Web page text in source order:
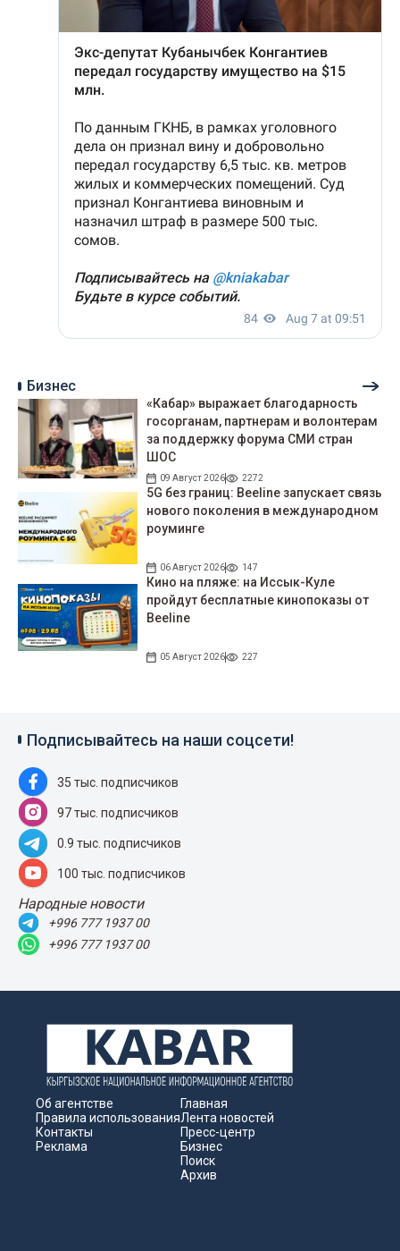
Бизнес
«Кабар» выражает благодарность
госорганам, партнерам и волонтерам
за поддержку форума СМИ стран
ШОС
09 Август 2026 2272
5G без границ: Beeline запускает связь
нового поколения в международном
роуминге
06 Август 2026 147
Кино на пляже: на Иссык-Куле
пройдут беcплатные кинопоказы от
Beeline
05 Август 2026 227
Подписывайтесь на наши соцсети!
35 тыс. подписчиков
97 тыс. подписчиков
0.9 тыс. подписчиков
100 тыс. подписчиков
Народные новости
+996 777 1937 00
+996 777 1937 00
Об агентстве
Правила использования
Контакты
Реклама
Главная
Лента новостей
Пресс-центр
Бизнес
Поиск
Архив